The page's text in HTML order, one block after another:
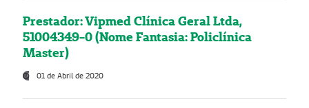
Prestador: Vipmed Clínica Geral Ltda,
51004349-0 (Nome Fantasia: Policlínica
Master)
01 de Abril de 2020